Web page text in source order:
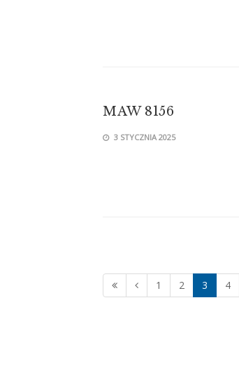
MAW 8156
3 STYCZNIA 2025
1 2 3 4